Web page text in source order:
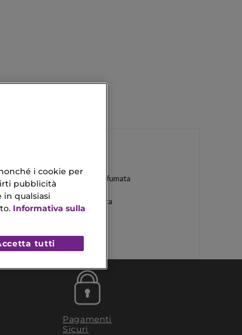
Crema Per Il Corpo Profumata
Fondotinta Lunga Tenuta
Pagamenti
Sicuri
i cookie per
pubblicità
in qualsiasi
Informativa sulla
tutti